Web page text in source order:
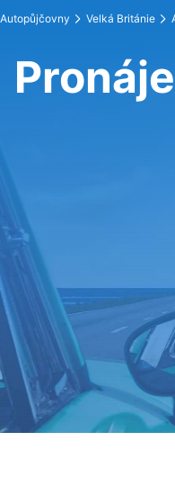
Autopůjčovny Velká Británie